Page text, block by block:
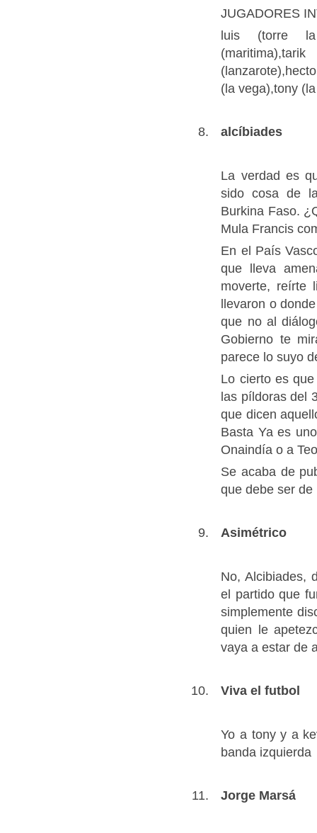
JUGADORES
luis (torre la
(la vega),tony
alcíbiades
La verdad es
sido cosa de
Burkina Faso.
Mula Francis
En el País
que lleva
moverte, reírte
llevaron o
que no al
Gobierno te
parece lo suyo
Lo cierto es
las píldoras del
que dicen
Basta Ya es
Onaindía o a
Se acaba de
que debe ser
Asimétrico
No, Alcibiades,
el partido que
simplemente
quien le
vaya a estar de
Viva el futbol
Yo a tony y a
banda izquierda
Jorge Marsá